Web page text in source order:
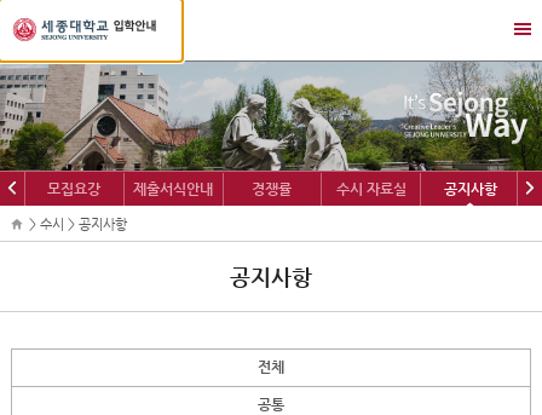
세
종
대
학
교
입
학
정
보
뉴
열
기/
닫
기
이
전
다
음
모집요강 제출서식안내 경쟁률 수시 자료실 공지사항
> 수시 > 공지사항
공지사항
전체
공통